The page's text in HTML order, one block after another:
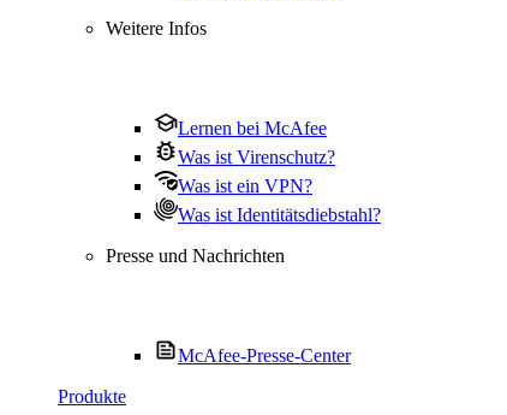
Weitere Infos
Lernen bei McAfee
Was ist Virenschutz?
Was ist ein VPN?
Was ist Identitätsdiebstahl?
Presse und Nachrichten
McAfee-Presse-Center
Produkte